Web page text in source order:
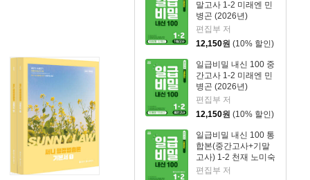
말고사 1-2 미래엔 민
병곤 (2026년)
편집부 저
12,150원 (10% 할인)
일급비밀 내신 100 중
간고사 1-2 미래엔 민
병곤 (2026년)
편집부 저
12,150원 (10% 할인)
일급비밀 내신 100 통
합본(중간고사+기말
고사) 1-2 천재 노미숙
(2026년)
편집부 저